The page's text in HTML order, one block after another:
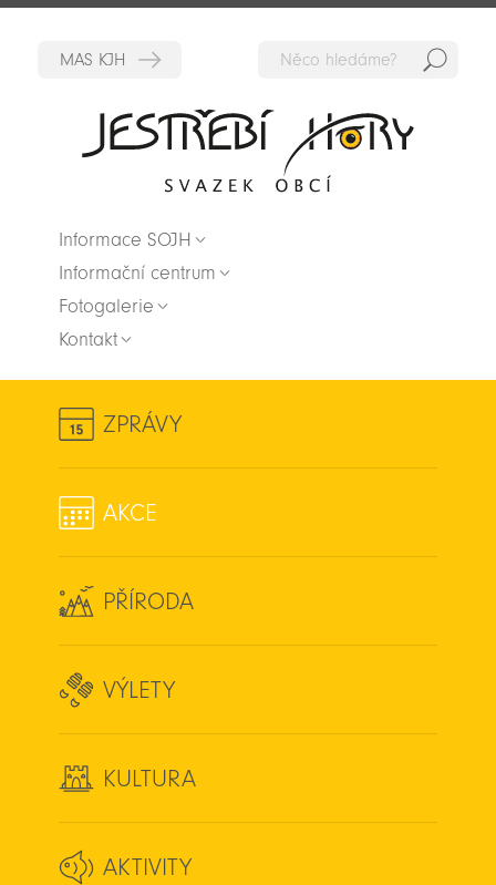
Informace SOJH
Informační centrum
Fotogalerie
Kontakt
ZPRÁVY
AKCE
PŘÍRODA
VÝLETY
KULTURA
AKTIVITY